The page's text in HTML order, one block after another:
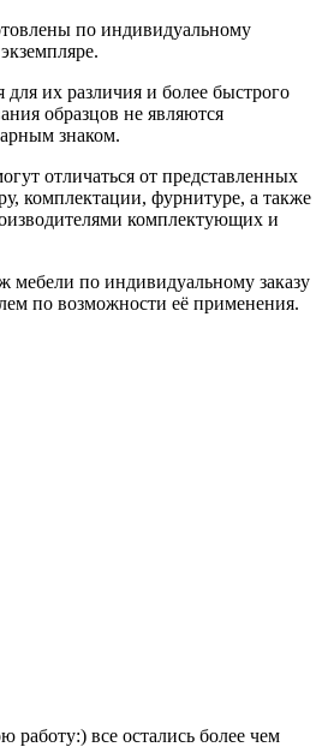
по индивидуальному
их различия и более быстрого
образцов не являются
знаком.
отличаться от представленных
комплектации, фурнитуре, а также
комплектующих и
мебели по индивидуальному заказу
по возможности её применения.
работу:) все остались более чем